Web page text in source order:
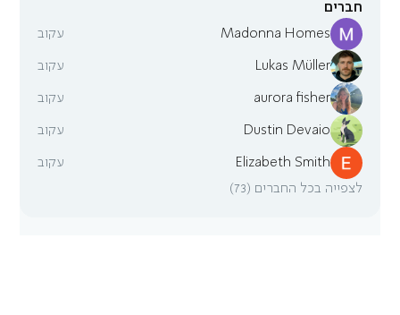
חברים
Madonna Homes
עקוב
Lukas Müller עקוב
aurora fisher עקוב
Dustin Devaio עקוב
Elizabeth Smith
עקוב
לצפייה בכל החברים (73)